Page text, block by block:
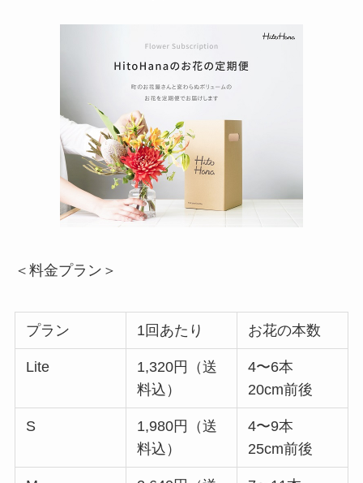
＜料金プラン＞
プラン 1回あたり お花の本数
Lite
1,320円（送
料込）
4〜6本
20cm前後
S
1,980円（送
料込）
4〜9本
25cm前後